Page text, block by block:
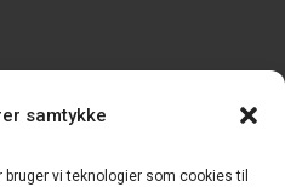
samtykke
vi teknologier som cookies til